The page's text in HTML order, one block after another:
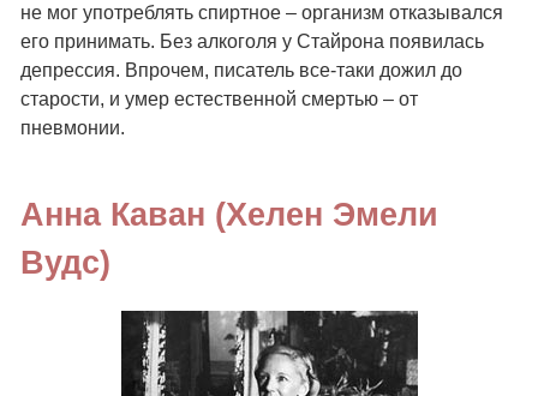
не мог употреблять спиртное – организм отказывался
его принимать. Без алкоголя у Стайрона появилась
депрессия. Впрочем, писатель все-таки дожил до
старости, и умер естественной смертью – от
пневмонии.
Анна Каван (Хелен Эмели
Вудс)